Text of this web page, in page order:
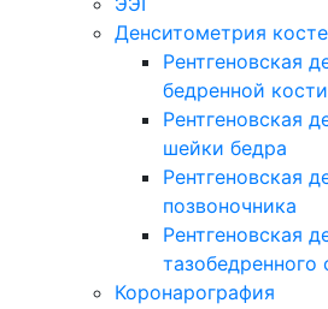
Денситометрия
Рентгеновская
бедренной кости
Рентгеновская
шейки бедра
Рентгеновская
позвоночника
Рентгеновская
тазобедренного
Коронарография